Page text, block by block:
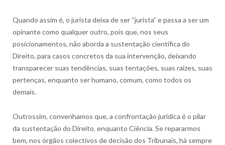
Quando assim é, o jurista deixa de ser “jurista” e passa a ser um
opinante como qualquer outro, pois que, nos seus
posicionamentos, não aborda a sustentação científica do
Direito, para casos concretos da sua intervenção, deixando
transparecer suas tendências, suas tentações, suas raízes, suas
pertenças, enquanto ser humano, comum, como todos os
demais.
Outrossim, convenhamos que, a confrontação jurídica é o pilar
da sustentação do Direito, enquanto Ciência. Se repararmos
bem, nos órgãos colectivos de decisão dos Tribunais, há sempre